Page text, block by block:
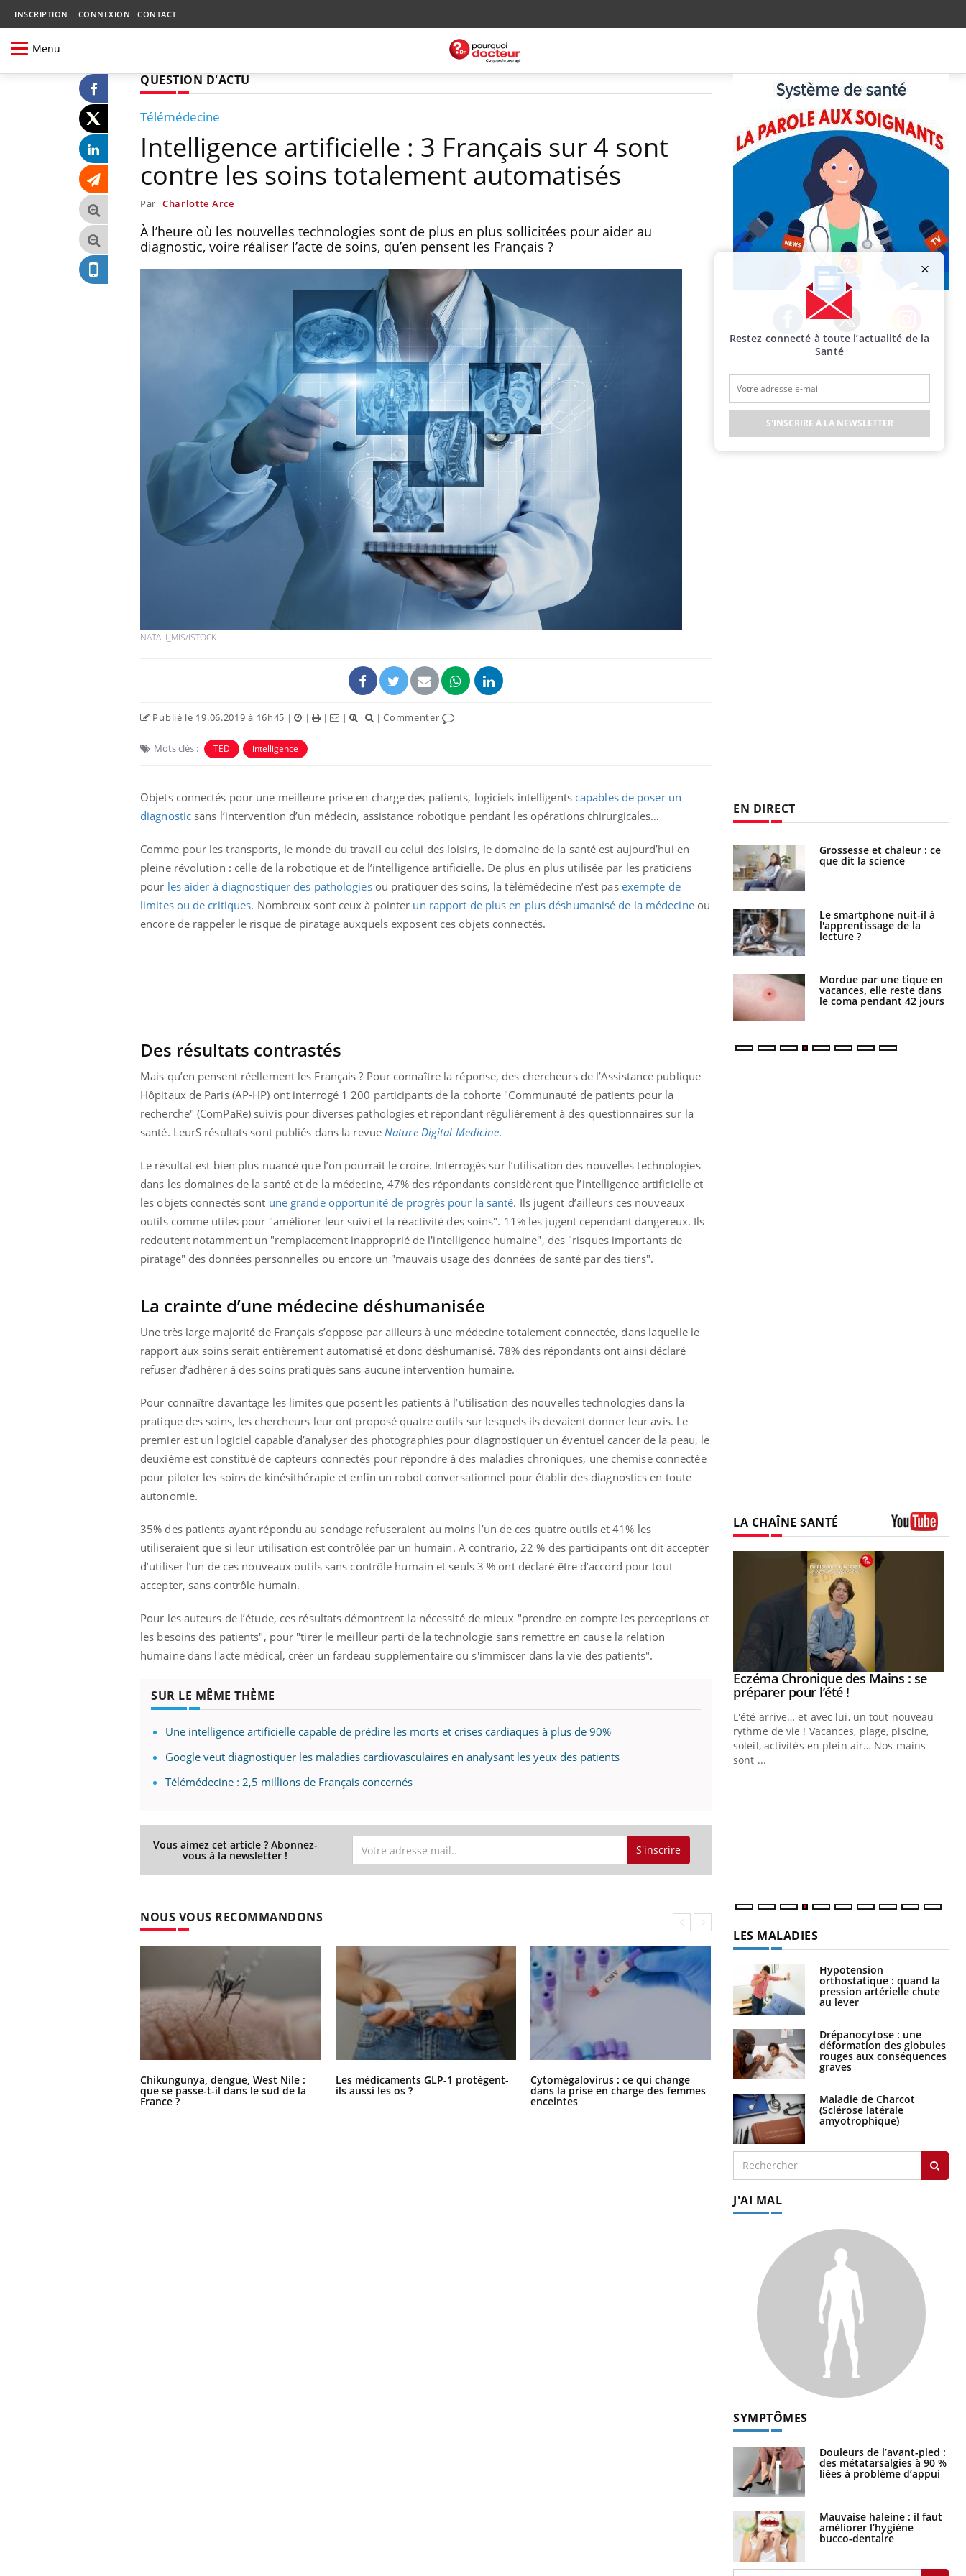
INSCRIPTION CONNEXION CONTACT
Menu
QUESTION D'ACTU
Télémédecine
Intelligence artificielle : 3 Français sur 4 sont
contre les soins totalement automatisés
Par Charlotte Arce
À l’heure où les nouvelles technologies sont de plus en plus sollicitées pour aider au
diagnostic, voire réaliser l’acte de soins, qu’en pensent les Français ?
NATALI_MIS/ISTOCK
Publié le 19.06.2019 à 16h45 | | | | |Commenter
Mots clés : TED intelligence
Objets connectés pour une meilleure prise en charge des patients, logiciels intelligents capables de poser un
diagnostic sans l’intervention d’un médecin, assistance robotique pendant les opérations chirurgicales…
Comme pour les transports, le monde du travail ou celui des loisirs, le domaine de la santé est aujourd’hui en
pleine révolution : celle de la robotique et de l’intelligence artificielle. De plus en plus utilisée par les praticiens
pour les aider à diagnostiquer des pathologiesou pratiquer des soins, la télémédecine n’est pas exempte de
limites ou de critiques. Nombreux sont ceux à pointer un rapport de plus en plus déshumanisé de la médecineou
encore de rappeler le risque de piratage auxquels exposent ces objets connectés.
Des résultats contrastés
Mais qu’en pensent réellement les Français ? Pour connaître la réponse, des chercheurs de l’Assistance publique
Hôpitaux de Paris (AP-HP) ont interrogé 1 200 participants de la cohorte "Communauté de patients pour la
recherche" (ComPaRe) suivis pour diverses pathologies et répondant régulièrement à des questionnaires sur la
santé. LeurS résultats sont publiés dans la revueNature Digital Medicine.
Le résultat est bien plus nuancé que l’on pourrait le croire. Interrogés sur l’utilisation des nouvelles technologies
dans les domaines de la santé et de la médecine, 47% des répondants considèrent que l’intelligence artificielle et
les objets connectés sont une grande opportunité de progrès pour la santé. Ils jugent d’ailleurs ces nouveaux
outils comme utiles pour "améliorer leur suivi et la réactivité des soins". 11% les jugent cependant dangereux. Ils
redoutent notamment un "remplacement inapproprié de l'intelligence humaine", des "risques importants de
piratage" des données personnelles ou encore un "mauvais usage des données de santé par des tiers".
La crainte d’une médecine déshumanisée
Une très large majorité de Français s’oppose par ailleurs à une médecine totalement connectée, dans laquelle le
rapport aux soins serait entièrement automatisé et donc déshumanisé. 78% des répondants ont ainsi déclaré
refuser d’adhérer à des soins pratiqués sans aucune intervention humaine.
Pour connaître davantage les limites que posent les patients à l’utilisation des nouvelles technologies dans la
pratique des soins, les chercheurs leur ont proposé quatre outils sur lesquels ils devaient donner leur avis. Le
premier est un logiciel capable d’analyser des photographies pour diagnostiquer un éventuel cancer de la peau, le
deuxième est constitué de capteurs connectés pour répondre à des maladies chroniques, une chemise connectée
pour piloter les soins de kinésithérapie et enfin un robot conversationnel pour établir des diagnostics en toute
autonomie.
35% des patients ayant répondu au sondage refuseraient au moins l’un de ces quatre outils et 41% les
utiliseraient que si leur utilisation est contrôlée par un humain. A contrario, 22 % des participants ont dit accepter
d’utiliser l’un de ces nouveaux outils sans contrôle humain et seuls 3 % ont déclaré être d’accord pour tout
accepter, sans contrôle humain.
Pour les auteurs de l’étude, ces résultats démontrent la nécessité de mieux "prendre en compte les perceptions et
les besoins des patients", pour "tirer le meilleur parti de la technologie sans remettre en cause la relation
humaine dans l'acte médical, créer un fardeau supplémentaire ou s'immiscer dans la vie des patients".
SUR LE MÊME THÈME
Une intelligence artificielle capable de prédire les morts et crises cardiaques à plus de 90%
Google veut diagnostiquer les maladies cardiovasculaires en analysant les yeux des patients
Télémédecine : 2,5 millions de Français concernés
Vous aimez cet article ? Abonnez-
vous à la newsletter ! S'inscrire
NOUS VOUS RECOMMANDONS
Chikungunya, dengue, West Nile :
que se passe-t-il dans le sud de la
France ?
Les médicaments GLP-1 protègent-
ils aussi les os ?
Cytomégalovirus : ce qui change
dans la prise en charge des femmes
enceintes
La sieste empêche-t-elle de dormir
Facebook Twitter Instagram
EN DIRECT
La sieste empêche-t-elle
de dormir la nuit ?
VIH : la fin du comprimé
tous les jours se profile-t-
Fortes chaleurs :
pourquoi le risque de
noyade grimpe-t-il ?
Le Viagra pourrait-il
freiner la propagation du
Grossesse et chaleur : ce
que dit la science
Le smartphone nuit-il à
l'apprentissage de la
lecture ?
Mordue par une tique en
vacances, elle reste dans
le coma pendant 42 jours
Mordue par un
barracuda, une petite fille
secourue grâce à un
Légionellose en Suisse :
quelle est l’origine de la
contamination ?
Allergies alimentaires :
une nouvelle arme contre
les réactions sévères
LA CHAÎNE SANTÉ
Youtube
même alopécie… Les symptômes de la
reste entourée d'idées reçues chez les
Youtube
Eczéma Chronique des Mains : se
préparer pour l’été !Youtube
L'été arrive… et avec lui, un tout nouveau
rythme de vie ! Vacances, plage, piscine,
soleil, activités en plein air… Nos mains
sont ...
LES MALADIES
Hypotension
orthostatique : quand la
pression artérielle chute
au lever
Drépanocytose : une
déformation des globules
rouges aux conséquences
graves
Maladie de Charcot
(Sclérose latérale
amyotrophique)
J'AI MAL
SYMPTÔMES
Douleurs de l’avant-pied :
des métatarsalgies à 90 %
liées à problème d’appui
Mauvaise haleine : il faut
améliorer l’hygiène
bucco-dentaire
Restez connecté à toute l’actualité de la
Santé
S'INSCRIRE À LA NEWSLETTER